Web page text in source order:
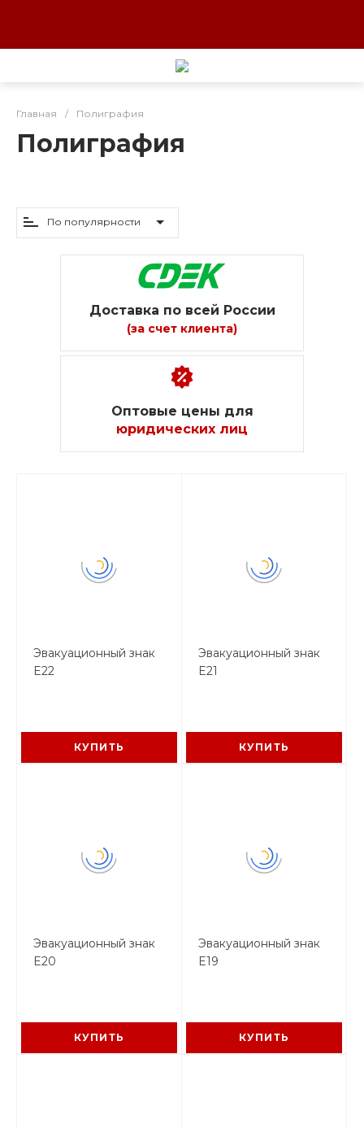
Главная / Полиграфия
Полиграфия
По популярности
Доставка по всей России
(за счет клиента)
Оптовые цены для
юридических лиц
Эвакуационный знак
E22
КУПИТЬ
Эвакуационный знак
E21
КУПИТЬ
Эвакуационный знак
E20
КУПИТЬ
Эвакуационный знак
E19
КУПИТЬ